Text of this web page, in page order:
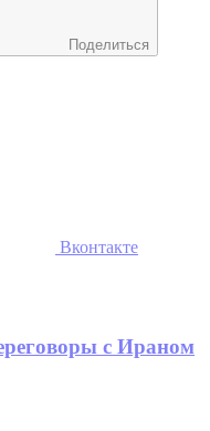
Поделиться
Вконтакте
с Ираном